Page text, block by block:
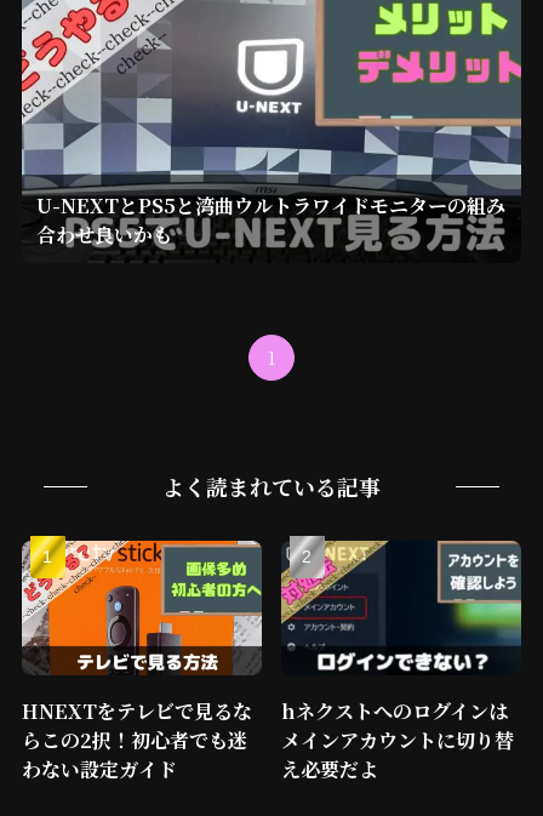
U-NEXTとPS5と湾曲ウルトラワイドモニターの組み
合わせ良いかも
1
よく読まれている記事
HNEXTをテレビで見るな
らこの2択！初心者でも迷
わない設定ガイド
hネクストへのログインは
メインアカウントに切り替
え必要だよ